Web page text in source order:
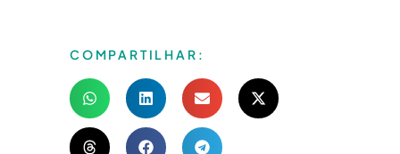
COMPARTILHAR: